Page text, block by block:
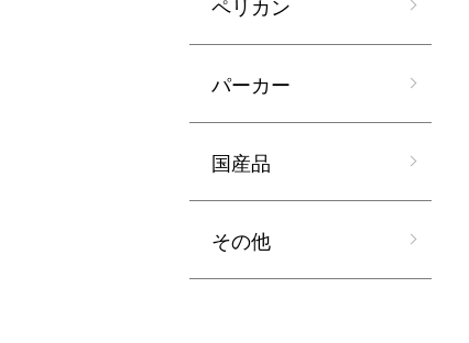
パーカー
国産品
その他